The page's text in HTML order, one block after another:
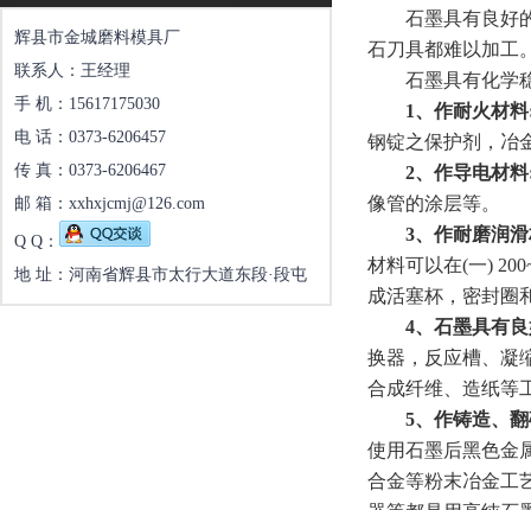
辉县市金城磨料模具厂
联系人：王经理
手 机：15617175030
电 话：0373-6206457
传 真：0373-6206467
邮 箱：xxhxjcmj@126.com
Q Q：
地 址：河南省辉县市太行大道东段·段屯
石墨具有良好的
石刀具都难以加工
石墨具有化学稳
1、作耐火材
钢锭之保护剂，冶
2、作导电材
像管的涂层等。
3、作耐磨润
材料可以在(一)
成活塞杯，密封圈
4、石墨具有
换器，反应槽、凝
合成纤维、造纸等
5、作铸造、
使用石墨后黑色金
合金等粉末冶金工